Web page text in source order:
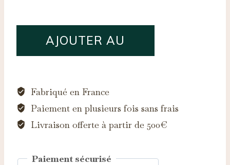
1.25ct
AJOUTER AU
Fabriqué en France
Paiement en plusieurs fois sans frais
Livraison offerte à partir de 500€
Paiement sécurisé